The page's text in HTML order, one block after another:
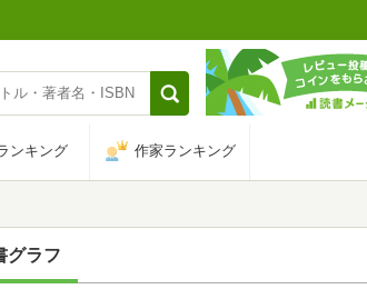
ンキング 作家ランキング
グラフ